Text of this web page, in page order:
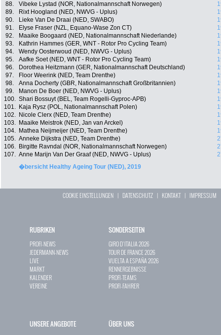
88.
Vibeke Lystad (NOR, Nationalmannschaft Norwegen)
89.
Rixt Hoogland (NED, NWVG - Uplus)
90.
Lieke Van De Draai (NED, SWABO)
91.
Elyse Fraser (NZL, Equano-Wase Zon CT)
92.
Maaike Boogaard (NED, Nationalmannschaft Niederlande)
93.
Kathrin Hammes (GER, WNT - Rotor Pro Cycling Team)
94.
Wendy Oosterwoud (NED, NWVG - Uplus)
95.
Aafke Soet (NED, WNT - Rotor Pro Cycling Team)
96.
Dorothea Heitzmann (GER, Nationalmannschaft Deutschland)
97.
Floor Weerink (NED, Team Drenthe)
98.
Anna Docherty (GBR, Nationalmannschaft Großbritannien)
99.
Manon De Boer (NED, NWVG - Uplus)
100. Shari Bossuyt (BEL, Team Rogelli-Gyproc-APB)
101.
Kaja Rysz (POL, Nationalmannschaft Polen)
102.
Nicole Clerx (NED, Team Drenthe)
103.
Maaike Meistrok (NED, Jan van Arckel)
104.
Mathea Neijmeijer (NED, Team Drenthe)
105. Anneke Dijkstra (NED, Team Drenthe)
106.
Birgitte Ravndal (NOR, Nationalmannschaft Norwegen)
107. Anne Marijn Van Der Graaf (NED, NWVG - Uplus)
�bersicht Healthy Ageing Tour (NED), 2019
COOKIE EINSTELLUNGEN | DATENSCHUTZ | KONTAKT| IMPRESSUM
RUBRIKEN
PROFI-NEWS
JEDERMANN-NEWS
LIVE
MARKT
KALENDER
VEREINE
SONDERSEITEN
GIRO D`ITALIA 2026
TOUR DE FRANCE 2026
VUELTA A ESPAÑA 2026
RENNERGEBNISSE
PROFI-TEAMS
PROFI-FAHRER
UNSERE ANGEBOTE ÜBER UNS